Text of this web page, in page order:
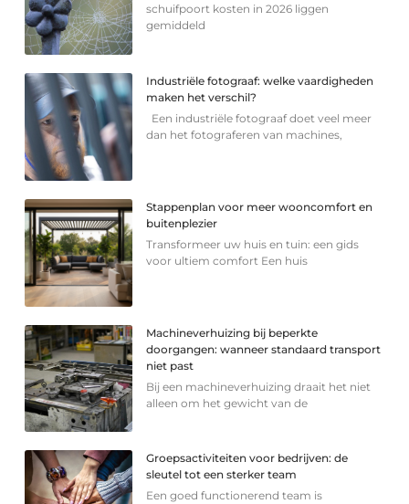
schuifpoort kosten in 2026 liggen
gemiddeld
Industriële fotograaf: welke vaardigheden
maken het verschil?
Een industriële fotograaf doet veel meer
dan het fotograferen van machines,
Stappenplan voor meer wooncomfort en
buitenplezier
Transformeer uw huis en tuin: een gids
voor ultiem comfort Een huis
Machineverhuizing bij beperkte
doorgangen: wanneer standaard transport
niet past
Bij een machineverhuizing draait het niet
alleen om het gewicht van de
Groepsactiviteiten voor bedrijven: de
sleutel tot een sterker team
Een goed functionerend team is